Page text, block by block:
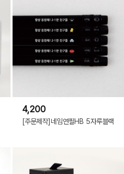
4,200
[주문제작]네임연필HB 5자루블랙